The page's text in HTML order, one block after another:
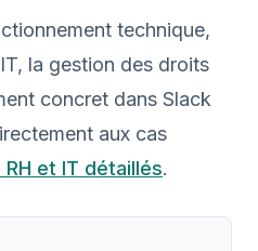
technique,
la gestion des droits
concret dans Slack
aux cas
et IT détaillés.